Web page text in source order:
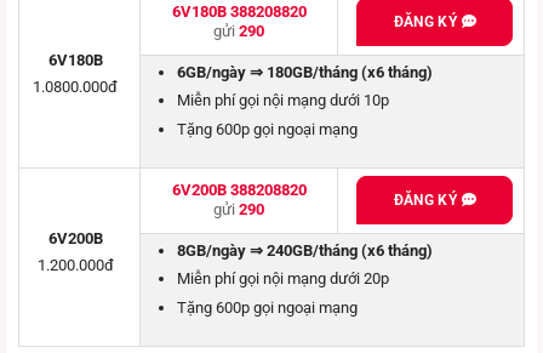
6V180B
1.0800.000đ
6V180B 388208820
gửi 290 ĐĂNG KÝ
6GB/ngày ⇒ 180GB/tháng (x6 tháng)
Miễn phí gọi nội mạng dưới 10p
Tặng 600p gọi ngoại mạng
6V200B
1.200.000đ
6V200B 388208820
gửi 290 ĐĂNG KÝ
8GB/ngày ⇒ 240GB/tháng (x6 tháng)
Miễn phí gọi nội mạng dưới 20p
Tặng 600p gọi ngoại mạng